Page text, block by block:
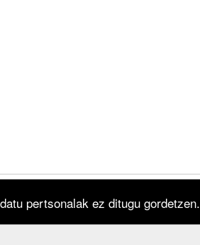
pertsonalak ez ditugu gordetzen.